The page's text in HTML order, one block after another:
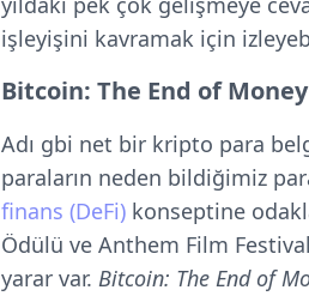
işleyişini kavramak için
Bitcoin: The End of
Adı gbi net bir kripto para
paraların neden bildiğimiz
finans (DeFi) konseptine
Ödülü ve Anthem Film
yarar var. Bitcoin: The End of